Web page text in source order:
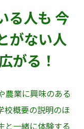
る人も 今
がない人
がる！
農業に興味のある
校概要の説明のほ
と一緒に体験する